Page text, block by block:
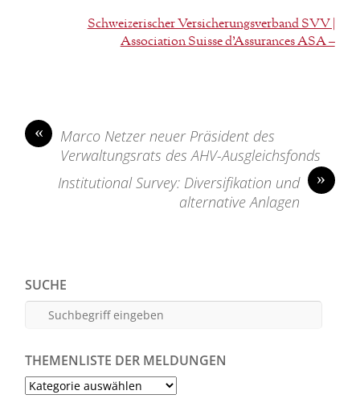
Schweizerischer Versicherungsverband SVV |
Association Suisse d’Assurances ASA –
«
Marco Netzer neuer Präsident des
Verwaltungsrats des AHV-Ausgleichsfonds
»
Institutional Survey: Diversifikation und
alternative Anlagen
SUCHE
THEMENLISTE DER MELDUNGEN
Themenliste